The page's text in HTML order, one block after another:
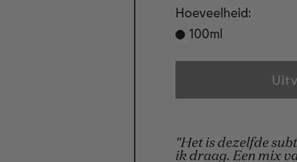
Hoeveelheid:
100ml
"Het is dezelfde
ik draag. Een mix